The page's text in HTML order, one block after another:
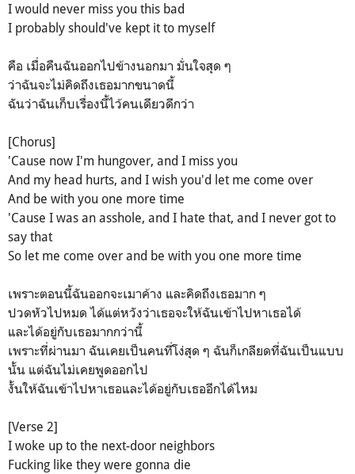
I would never miss you this bad
I probably should've kept it to myself
คือ เมื่อคืนฉันออกไปข้างนอกมา มั่นใจสุด ๆ
ว่าฉันจะไม่คิดถึงเธอมากขนาดนี้
ฉันว่าฉันเก็บเรื่องนี้ไว้คนเดียวดีกว่า
[Chorus]
'Cause now I'm hungover, and I miss you
And my head hurts, and I wish you'd let me come over
And be with you one more time
'Cause I was an asshole, and I hate that, and I never got to
say that
So let me come over and be with you one more time
เพราะตอนนี้ฉันออกจะเมาค้าง และคิดถึงเธอมาก ๆ
ปวดหัวไปหมด ได้แต่หวังว่าเธอจะให้ฉันเข้าไปหาเธอได้
และได้อยู่กับเธอมากกว่านี้
เพราะที่ผ่านมา ฉันเคยเป็นคนที่โง่สุด ๆ ฉันก็เกลียดที่ฉันเป็นแบบ
นั้น แต่ฉันไม่เคยพูดออกไป
งั้นให้ฉันเข้าไปหาเธอและได้อยู่กับเธออีกได้ไหม
[Verse 2]
I woke up to the next-door neighbors
Fucking like they were gonna die